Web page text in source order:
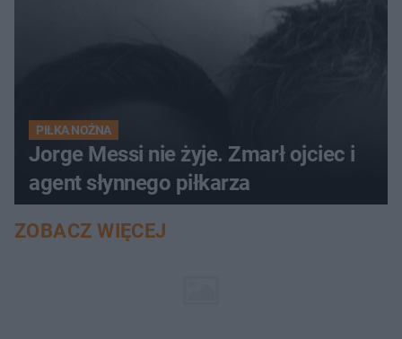
PIŁKA NOŻNA
Jorge Messi nie żyje. Zmarł ojciec i
agent słynnego piłkarza
ZOBACZ WIĘCEJ